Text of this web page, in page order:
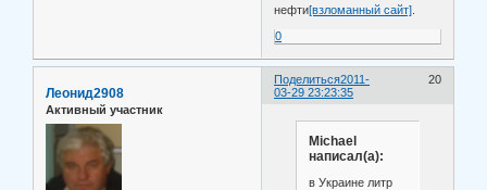
нефти[взломанный сайт]
0
Поделиться 20
2011-
03-29 23:23:35
Леонид2908
Активный участник
Michael
написал(а):
в Украине литр